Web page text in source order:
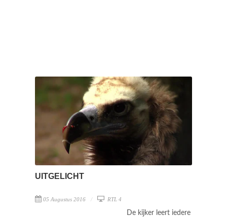
UITGELICHT
05 Augustus 2016 RTL 4
De kijker leert iedere